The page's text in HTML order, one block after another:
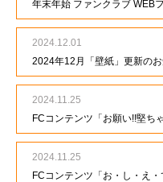
年末年始 ファンクラブ WEB
2024.12.01
2024年12月「壁紙」更新の
2024.11.25
FCコンテンツ「お願い!!堅ち
2024.11.25
FCコンテンツ「お・し・え